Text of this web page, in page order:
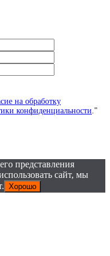
на обработку
конфиденциальности."
представления
сайт, мы
Хорошо